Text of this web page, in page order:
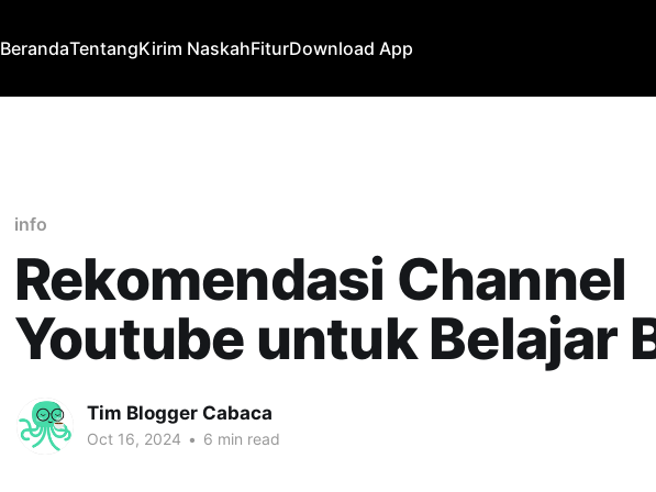
BerandaTentangKirim NaskahFiturDownload App
info
Rekomendasi Channel
Youtube untuk Belajar
Tim Blogger Cabaca
Oct 16, 2024 • 6 min read